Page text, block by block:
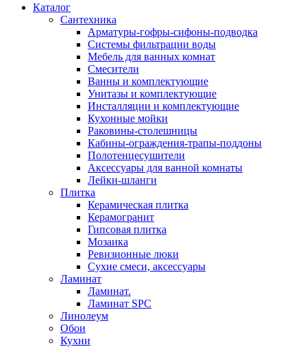
Каталог
Сантехника
Арматуры-гофры-сифоны-подводка
Системы фильтрации воды
Мебель для ванных комнат
Смесители
Ванны и комплектующие
Унитазы и комплектующие
Инсталляции и комплектующие
Кухонные мойки
Раковины-столешницы
Кабины-ограждения-трапы-поддоны
Полотенцесушители
Аксессуары для ванной комнаты
Лейки-шланги
Плитка
Керамическая плитка
Керамогранит
Гипсовая плитка
Мозаика
Ревизионные люки
Сухие смеси, аксессуары
Ламинат
Ламинат.
Ламинат SPC
Линолеум
Обои
Кухни